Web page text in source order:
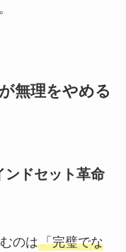
無理をやめる
ンドセット革命
のは「完璧でな